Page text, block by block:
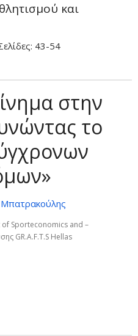
και
43-54
στην
το
Μπατρακούλης
Sporteconomics and –
GR.A.F.T.S Hellas